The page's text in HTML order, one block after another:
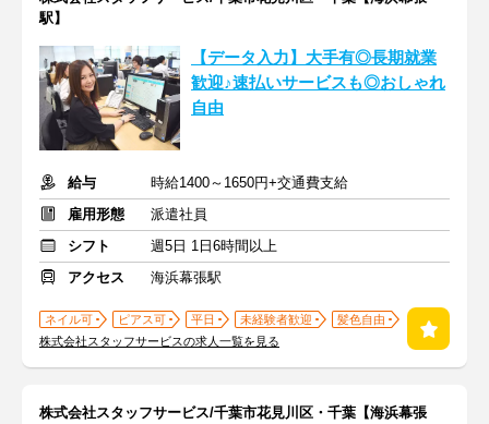
駅】
【データ入力】大手有◎長期就業
歓迎♪速払いサービスも◎おしゃれ
自由
給与
時給1400～1650円+交通費支給
雇用形態
派遣社員
シフト
週5日 1日6時間以上
アクセス
海浜幕張駅
ネイル可 ピアス可 平日 未経験者歓迎
髪色自由
株式会社スタッフサービスの求人一覧を見る
株式会社スタッフサービス/千葉市花見川区・千葉【海浜幕張